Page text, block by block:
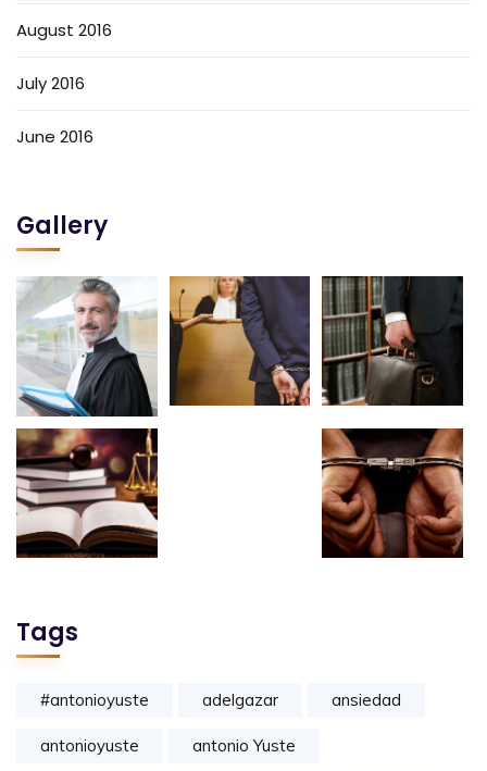
August 2016
July 2016
June 2016
Gallery
Tags
#antonioyuste adelgazar ansiedad
antonioyuste antonio Yuste